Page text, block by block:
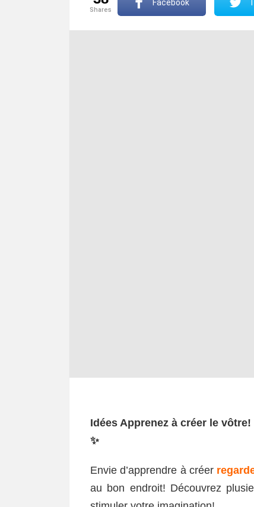
shares
Facebook
Idées Apprenez à créer le vôtre!
✨
Envie d’apprendre à créer
au bon endroit! Découvrez